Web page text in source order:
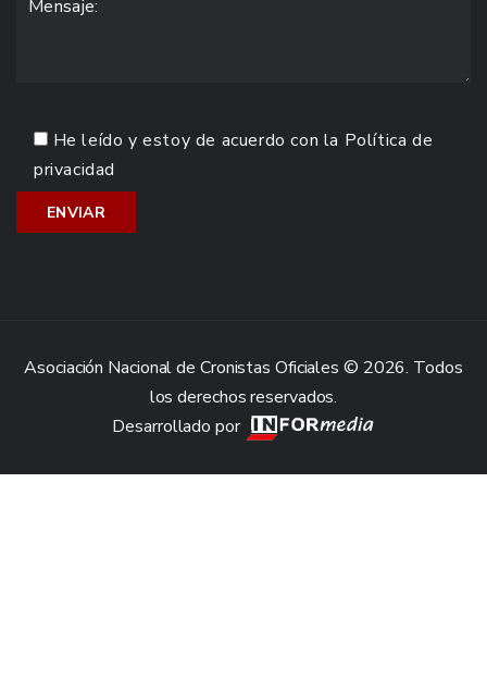
He leído y estoy de acuerdo con la Política de
privacidad
Asociación Nacional de Cronistas Oficiales © 2026. Todos
los derechos reservados.
Desarrollado por